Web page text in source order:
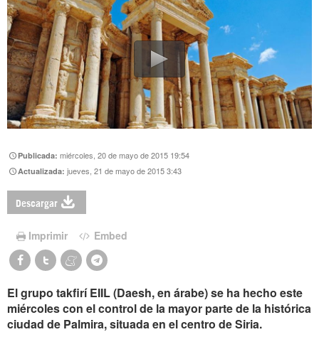
WhatsApp y Viber: +98 921 79 29 404
Publicada:miércoles, 20 de mayo de 2015 19:54
Actualizada:jueves, 21 de mayo de 2015 3:43
Descargar
Imprimir Embed
El grupo takfirí EIIL (Daesh, en árabe) se ha hecho este
miércoles con el control de la mayor parte de la histórica
ciudad de Palmira, situada en el centro de Siria.